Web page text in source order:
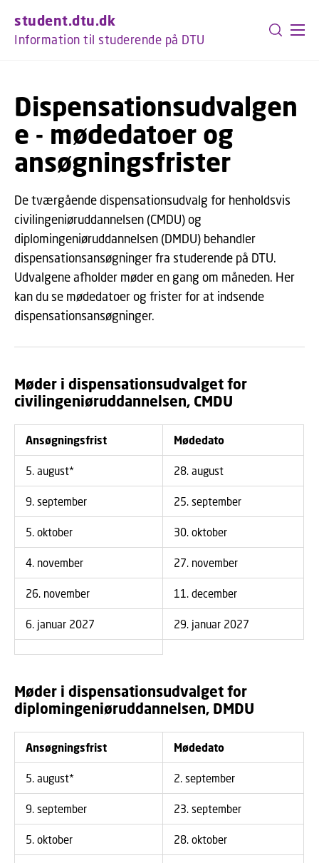
student.dtu.dk
Information til studerende på DTU
Dispensationsudvalgen
e - mødedatoer og
ansøgningsfrister
De tværgående dispensationsudvalg for henholdsvis
civilingeniøruddannelsen (CMDU) og
diplomingeniøruddannelsen (DMDU) behandler
dispensationsansøgninger fra studerende på DTU.
Udvalgene afholder møder en gang om måneden. Her
kan du se mødedatoer og frister for at indsende
dispensationsansøgninger.
Møder i dispensationsudvalget for
civilingeniøruddannelsen, CMDU
Ansøgningsfrist Mødedato
5. august* 28. august
9. september 25. september
5. oktober 30. oktober
4. november 27. november
26. november 11. december
6. januar 2027 29. januar 2027
Møder i dispensationsudvalget for
diplomingeniøruddannelsen, DMDU
Ansøgningsfrist Mødedato
5. august* 2. september
9. september 23. september
5. oktober 28. oktober